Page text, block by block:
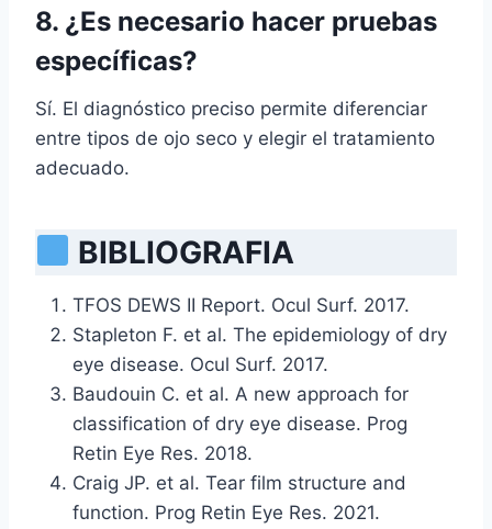
8. ¿Es necesario hacer pruebas
específicas?
Sí. El diagnóstico preciso permite diferenciar
entre tipos de ojo seco y elegir el tratamiento
adecuado.
BIBLIOGRAFIA
TFOS DEWS II Report. Ocul Surf. 2017.
Stapleton F. et al. The epidemiology of dry
eye disease. Ocul Surf. 2017.
Baudouin C. et al. A new approach for
classification of dry eye disease. Prog
Retin Eye Res. 2018.
Craig JP. et al. Tear film structure and
function. Prog Retin Eye Res. 2021.